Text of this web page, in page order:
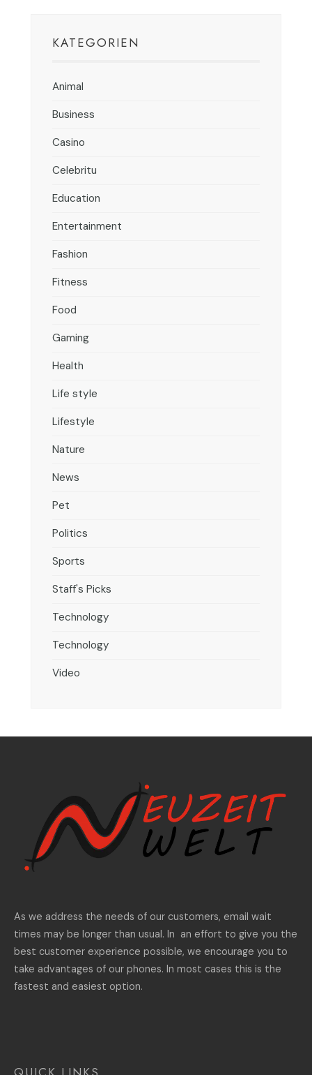
KATEGORIEN
Animal
Business
Casino
Celebritu
Education
Entertainment
Fashion
Fitness
Food
Gaming
Health
Life style
Lifestyle
Nature
News
Pet
Politics
Sports
Staff's Picks
Technology
Technology
Video
As we address the needs of our customers, email wait
times may be longer than usual. In an effort to give you the
best customer experience possible, we encourage you to
take advantages of our phones. In most cases this is the
fastest and easiest option.